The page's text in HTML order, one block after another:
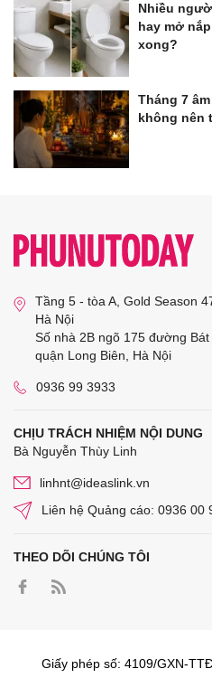
Nhiều
hay mở
xong?
Tháng 7
không nên
Tầng 5 - tòa A, Gold Season
Hà Nội
Số nhà 2B ngõ 175 đường
quận Long Biên, Hà Nội
0936 99 3933
CHỊU TRÁCH NHIỆM NỘI DUNG
Bà Nguyễn Thùy Linh
linhnt@ideaslink.vn
Liên hệ Quảng cáo: 0936 00
THEO DÕI CHÚNG TÔI
Giấy phép số: 4109/GXN-